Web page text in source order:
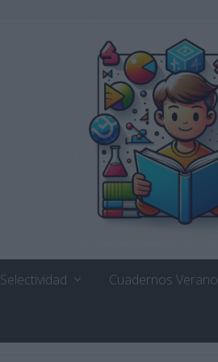
Selectividad Cuadernos Verano